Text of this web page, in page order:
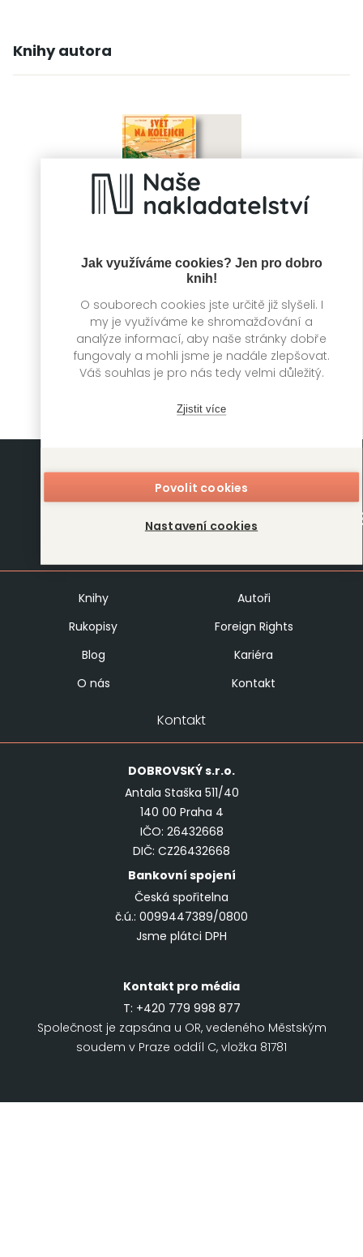
Jak využíváme cookies? Jen pro dobro
knih!
O souborech cookies jste určitě již slyšeli. I
my je využíváme ke shromažďování a
analýze informací, aby naše stránky dobře
fungovaly a mohli jsme je nadále zlepšovat.
Váš souhlas je pro nás tedy velmi důležitý.
Zjistit více
Povolit cookies
Nastavení cookies
Knihy autora
Svět na kolejích
Tom Adams
Knihy
Autoři
Rukopisy
Foreign Rights
Blog
Kariéra
O nás
Kontakt
Kontakt
DOBROVSKÝs.r.o.
Antala Staška 511/40
140 00 Praha 4
IČO: 26432668
DIČ: CZ26432668
Bankovní spojení
Česká spořitelna
č.ú.: 0099447389/0800
Jsme plátci DPH
Kontakt pro média
T: +420 779 998 877
Společnost je zapsána u OR, vedeného Městským
soudem v Praze oddíl C, vložka 81781